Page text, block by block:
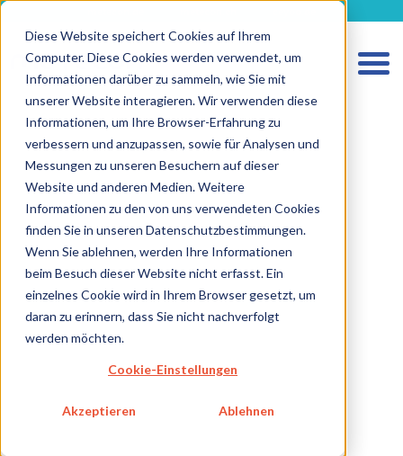
Diese Website speichert Cookies auf Ihrem
Computer. Diese Cookies werden verwendet, um
Informationen darüber zu sammeln, wie Sie mit
unserer Website interagieren. Wir verwenden diese
Informationen, um Ihre Browser-Erfahrung zu
verbessern und anzupassen, sowie für Analysen und
Messungen zu unseren Besuchern auf dieser
Website und anderen Medien. Weitere
Informationen zu den von uns verwendeten Cookies
finden Sie in unseren Datenschutzbestimmungen.
Wenn Sie ablehnen, werden Ihre Informationen
beim Besuch dieser Website nicht erfasst. Ein
einzelnes Cookie wird in Ihrem Browser gesetzt, um
daran zu erinnern, dass Sie nicht nachverfolgt
werden möchten.
Cookie-Einstellungen
Akzeptieren Ablehnen
HOME
LEISTUNGEN MEDIZINPRODUKTE
LEISTUNGEN IVD
ZUKUNFTSSTARKE LÖSUNGEN
ÜBER UNS
KARRIERE
IMPRESSUM
DATENSCHUTZ